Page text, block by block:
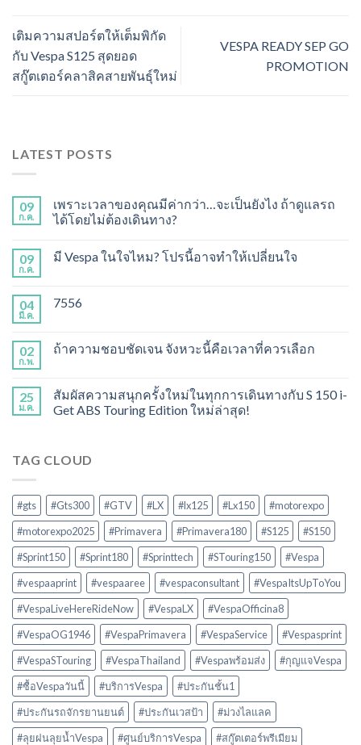
เติมความสปอร์ตให้เต็มพิกัด
กับ Vespa S125 สุดยอด
สกู๊ตเตอร์คลาสิคสายพันธุ์ใหม่
VESPA READY SEP GO
PROMOTION
LATEST POSTS
09
ก.ค.
เพราะเวลาของคุณมีค่ากว่า…จะเป็นยังไง ถ้าดูแลรถ
ได้โดยไม่ต้องเดินทาง?
09
ก.ค.
มี Vespa ในใจไหม? โปรนี้อาจทำให้เปลี่ยนใจ
04
มี.ค.
7556
02
ก.พ.
ถ้าความชอบชัดเจน จังหวะนี้คือเวลาที่ควรเลือก
25
ม.ค.
สัมผัสความสนุกครั้งใหม่ในทุกการเดินทางกับ S 150 i-
Get ABS Touring Edition ใหม่ล่าสุด!
TAG CLOUD
#gts #Gts300 #GTV #LX #lx125 #Lx150
#motorexpo
#motorexpo2025
#Primavera #Primavera180 #S125
#S150
#Sprint150
#Sprint180 #Sprinttech #STouring150
#Vespa
#vespaaprint
#vespaaree #vespaconsultant
#VespaItsUpToYou
#VespaLiveHereRideNow
#VespaLX
#VespaOfficina8
#VespaOG1946
#VespaPrimavera #VespaService
#Vespasprint
#VespaSTouring
#VespaThailand #Vespaพร้อมส่ง
#กุญแจVespa
#ซื้อVespaวันนี้
#บริการVespa
#ประกันชั้น1
#ประกันรถจักรยานยนต์
#ประกันเวสป้า
#ม่วงไลแลค
#ลุยฝนลุยน้ำVespa
#ศูนย์บริการVespa
#สกู๊ตเตอร์พรีเมียม